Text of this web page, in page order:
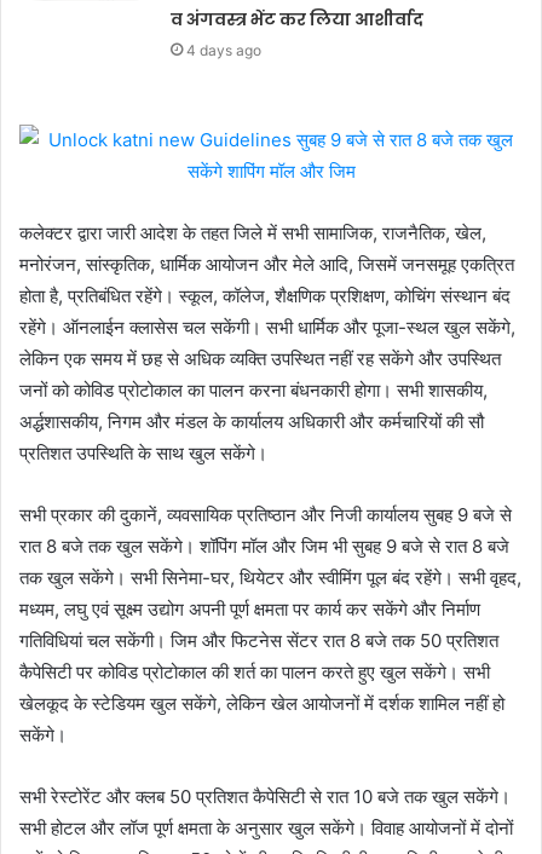
व अंगवस्त्र भेंट कर लिया आशीर्वाद
4 days ago
कलेक्टर द्वारा जारी आदेश के तहत जिले में सभी सामाजिक, राजनैतिक, खेल,
मनोरंजन, सांस्कृतिक, धार्मिक आयोजन और मेले आदि, जिसमें जनसमूह एकत्रित
होता है, प्रतिबंधित रहेंगे। स्कूल, कॉलेज, शैक्षणिक प्रशिक्षण, कोचिंग संस्थान बंद
रहेंगे। ऑनलाईन क्लासेस चल सकेंगी। सभी धार्मिक और पूजा-स्थल खुल सकेंगे,
लेकिन एक समय में छह से अधिक व्यक्ति उपस्थित नहीं रह सकेंगे और उपस्थित
जनों को कोविड प्रोटोकाल का पालन करना बंधनकारी होगा। सभी शासकीय,
अर्द्धशासकीय, निगम और मंडल के कार्यालय अधिकारी और कर्मचारियों की सौ
प्रतिशत उपस्थिति के साथ खुल सकेंगे।
सभी प्रकार की दुकानें, व्यवसायिक प्रतिष्ठान और निजी कार्यालय सुबह 9 बजे से
रात 8 बजे तक खुल सकेंगे। शॉपिंग मॉल और जिम भी सुबह 9 बजे से रात 8 बजे
तक खुल सकेंगे। सभी सिनेमा-घर, थियेटर और स्वीमिंग पूल बंद रहेंगे। सभी वृहद,
मध्यम, लघु एवं सूक्ष्म उद्योग अपनी पूर्ण क्षमता पर कार्य कर सकेंगे और निर्माण
गतिविधियां चल सकेंगी। जिम और फिटनेस सेंटर रात 8 बजे तक 50 प्रतिशत
कैपेसिटी पर कोविड प्रोटोकाल की शर्त का पालन करते हुए खुल सकेंगे। सभी
खेलकूद के स्टेडियम खुल सकेंगे, लेकिन खेल आयोजनों में दर्शक शामिल नहीं हो
सकेंगे।
सभी रेस्टोरेंट और क्लब 50 प्रतिशत कैपेसिटी से रात 10 बजे तक खुल सकेंगे।
सभी होटल और लॉज पूर्ण क्षमता के अनुसार खुल सकेंगे। विवाह आयोजनों में दोनों